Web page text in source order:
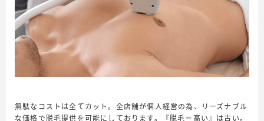
無駄なコストは全てカット。全店舗が個人経営の為、リーズナブル
な価格で脱毛提供を可能にしております。『脱毛＝高い』は古い。